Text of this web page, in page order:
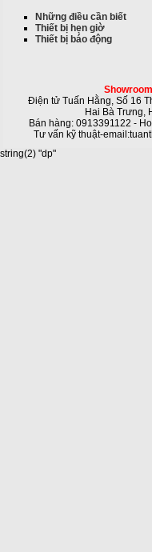
Những điều cần biết
Thiết bị hẹn giờ
Thiết bị báo động
Điện tử Tuấn Hằng, Số 16
Hai Bà Trưng,
Bán hàng: 0913391122 -
Tư vấn kỹ thuật-
string(2) "dp"